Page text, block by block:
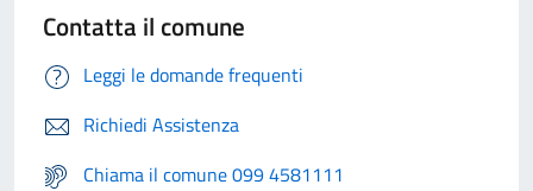
Contatta il comune
Leggi le domande frequenti
Richiedi Assistenza
Chiama il comune 099 4581111